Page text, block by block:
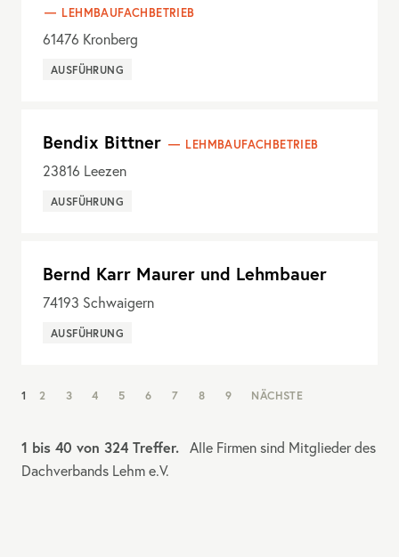
LEHMBAUFACHBETRIEB
61476 Kronberg
AUSFÜHRUNG
Bendix Bittner LEHMBAUFACHBETRIEB
23816 Leezen
AUSFÜHRUNG
Bernd Karr Maurer und Lehmbauer
74193 Schwaigern
AUSFÜHRUNG
NAV:
1 2 3 4 5 6 7 8 9 NÄCHSTE
1 bis 40 von 324 Treffer. Alle Firmen sind Mitglieder des
Dachverbands Lehm e.V.